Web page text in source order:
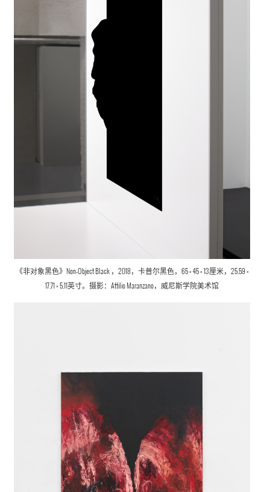
《非对象黑色》Non-Object Black ，2018，卡普尔黑色，65 × 45 × 13厘米，25.59 ×
17.71 × 5.11英寸。摄影：Attilio Maranzano，威尼斯学院美术馆